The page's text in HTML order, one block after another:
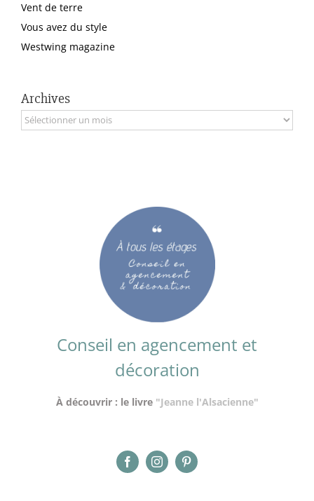
Vent de terre
Vous avez du style
Westwing magazine
Archives
Archives
Conseil en agencement et
décoration
À découvrir : le livre "Jeanne l'Alsacienne"